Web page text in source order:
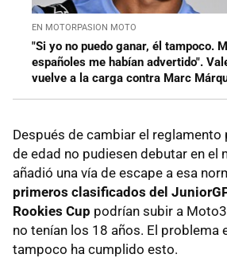
EN MOTORPASION MOTO
"Si yo no puedo ganar, él tampoco.
españoles me habían advertido".
vuelve a la carga contra Marc
Después de cambiar el reglamento
de edad no pudiesen debutar en el
añadió una vía de escape a esa
primeros clasificados del
Rookies Cup podrían subir a
no tenían los 18 años. El problema
tampoco ha cumplido esto.